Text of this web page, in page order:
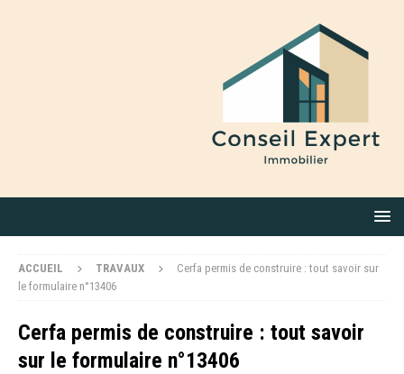
ACCUEIL TRAVAUX
Cerfa permis de construire : tout savoir sur
le formulaire n°13406
Cerfa permis de construire : tout savoir
sur le formulaire n°13406